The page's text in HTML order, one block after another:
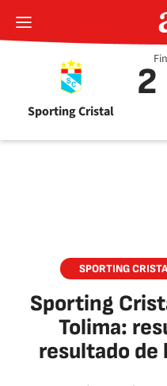
Sporting Cristal
2
SPORTING
Sporting
Tolima:
resultado de